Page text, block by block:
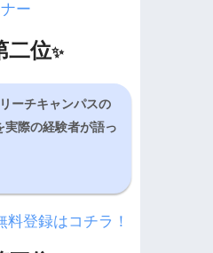
ー
二位✨
ーチキャンパスの
実際の経験者が語っ
登録はコチラ！